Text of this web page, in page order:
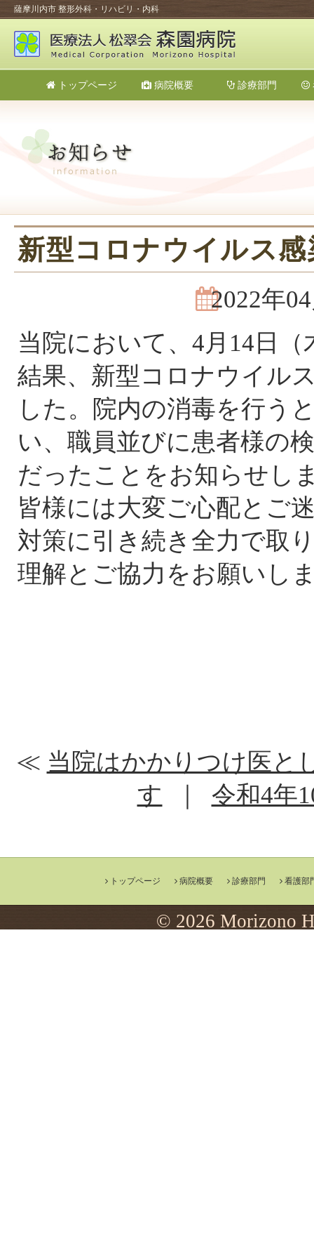
薩摩川内市 整形外科・リハビリ・内科
トップページ 病院概要 診療部門
新型コロナウイルス
2022年
当院において、4月14日
結果、新型コロナウイル
した。院内の消毒を行う
い、職員並びに患者様の
だったことをお知らせし
皆様には大変ご心配とご
対策に引き続き全力で取
理解とご協力をお願いし
≪ 当院はかかりつけ医と
す
令和4年
トップページ 病院概要 診療部門 看護部
© 2026 Morizono